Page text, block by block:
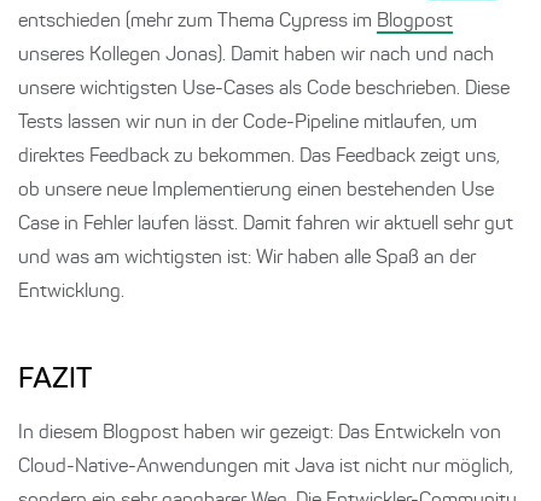
entschieden (mehr zum Thema Cypress im Blogpost
unseres Kollegen Jonas). Damit haben wir nach und nach
unsere wichtigsten Use-Cases als Code beschrieben. Diese
Tests lassen wir nun in der Code-Pipeline mitlaufen, um
direktes Feedback zu bekommen. Das Feedback zeigt uns,
ob unsere neue Implementierung einen bestehenden Use
Case in Fehler laufen lässt. Damit fahren wir aktuell sehr gut
und was am wichtigsten ist: Wir haben alle Spaß an der
Entwicklung.
FAZIT
In diesem Blogpost haben wir gezeigt: Das Entwickeln von
Cloud-Native-Anwendungen mit Java ist nicht nur möglich,